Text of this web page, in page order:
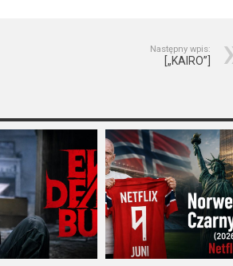
Następny wpis:
[„KAIRO”]